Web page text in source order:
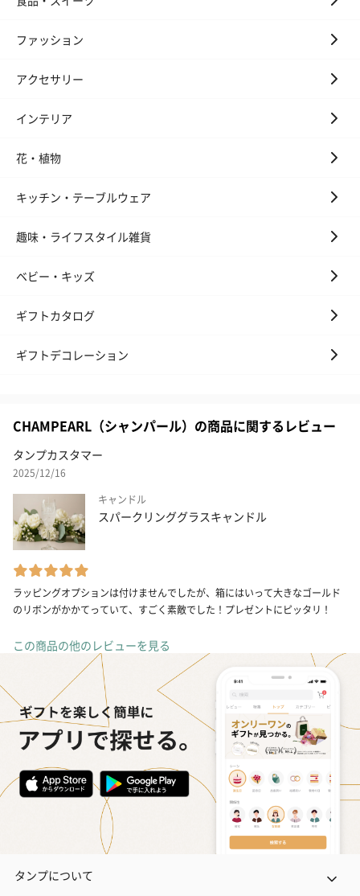
ファッション
アクセサリー
インテリア
花・植物
キッチン・テーブルウェア
趣味・ライフスタイル雑貨
ベビー・キッズ
ギフトカタログ
ギフトデコレーション
CHAMPEARL（シャンパール）の商品に関するレビュー
タンプカスタマー
2025/12/16
キャンドル
スパークリンググラスキャンドル
ラッピングオプションは付けませんでしたが、箱にはいって大きなゴールド
のリボンがかかてっていて、すごく素敵でした！プレゼントにピッタリ！
この商品の他のレビューを見る
タンプについて